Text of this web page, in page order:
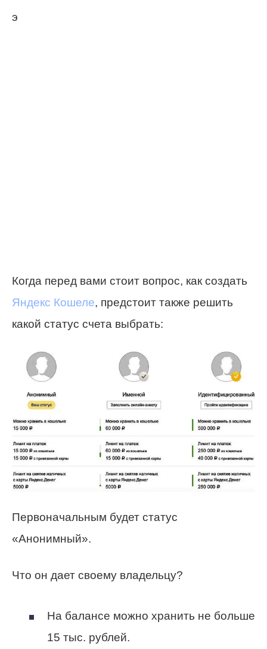
э
Когда перед вами стоит вопрос, как создать
Яндекс Кошеле, предстоит также решить
какой статус счета выбрать:
Первоначальным будет статус
«Анонимный».
Что он дает своему владельцу?
На балансе можно хранить не больше
15 тыс. рублей.